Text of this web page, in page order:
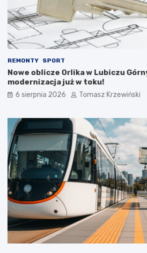
REMONTY SPORT
Nowe oblicze Orlika w Lubiczu
modernizacja już w toku!
6 sierpnia 2026 Tomasz Krzewiński